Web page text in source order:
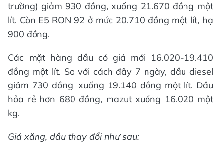
trường) giảm 930 đồng, xuống 21.670 đồng một
lít. Còn E5 RON 92 ở mức 20.710 đồng một lít, hạ
900 đồng.
Các mặt hàng dầu có giá mới 16.020-19.410
đồng một lít. So với cách đây 7 ngày, dầu diesel
giảm 730 đồng, xuống 19.140 đồng một lít. Dầu
hỏa rẻ hơn 680 đồng, mazut xuống 16.020 một
kg.
Giá xăng, dầu thay đổi như sau: